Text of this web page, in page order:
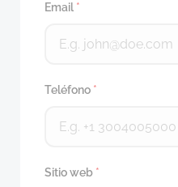
Email *
Teléfono *
Sitio web *